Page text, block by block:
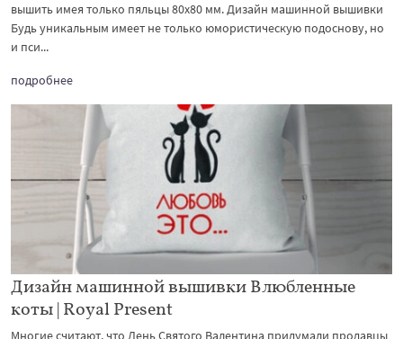
вышить имея только пяльцы 80х80 мм. Дизайн машинной вышивки
Будь уникальным имеет не только юмористическую подоснову, но
и пси...
подробнее
Дизайн машинной вышивки Влюбленные
коты | Royal Present
Многие считают, что День Святого Валентина придумали продавцы